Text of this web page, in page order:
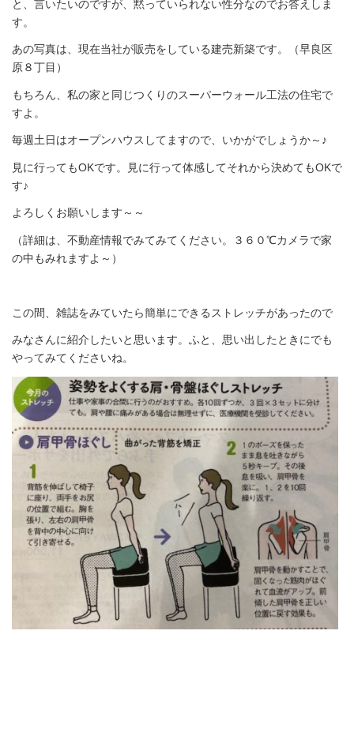
と、言いたいのですが、黙っていられない性分なのでお答えしま
す。
あの写真は、現在当社が販売をしている建売新築です。（早良区
原８丁目）
もちろん、私の家と同じつくりのスーパーウォール工法の住宅で
すよ。
毎週土日はオープンハウスしてますので、いかがでしょうか～♪
見に行ってもOKです。見に行って体感してそれから決めてもOKで
す♪
よろしくお願いします～～
（詳細は、不動産情報でみてみてください。３６０℃カメラで家
の中もみれますよ～）
この間、雑誌をみていたら簡単にできるストレッチがあったので
みなさんに紹介したいと思います。ふと、思い出したときにでも
やってみてくださいね。